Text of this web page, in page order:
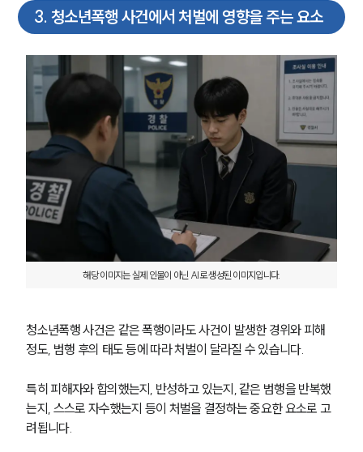
3. 청소년폭행 사건에서 처벌에 영향을 주는 요소
해당 이미지는 실제 인물이 아닌 AI로 생성된 이미지입니다.
청소년폭행 사건은 같은 폭행이라도 사건이 발생한 경위와 피해
정도, 범행 후의 태도 등에 따라 처벌이 달라질 수 있습니다.
특히 피해자와 합의했는지, 반성하고 있는지, 같은 범행을 반복했
는지, 스스로 자수했는지 등이 처벌을 결정하는 중요한 요소로 고
려됩니다.